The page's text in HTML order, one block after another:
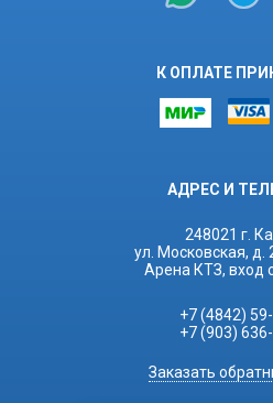
К ОПЛАТЕ
АДРЕС И
248021 г.
ул. Московская, д.
Арена КТЗ, вход
+7 (4842)
+7 (903)
Заказать